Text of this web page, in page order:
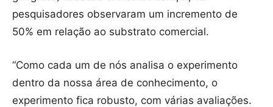
pesquisadores observaram um incremento de
50% em relação ao substrato comercial.
“Como cada um de nós analisa o experimento
dentro da nossa área de conhecimento, o
experimento fica robusto, com várias avaliações.